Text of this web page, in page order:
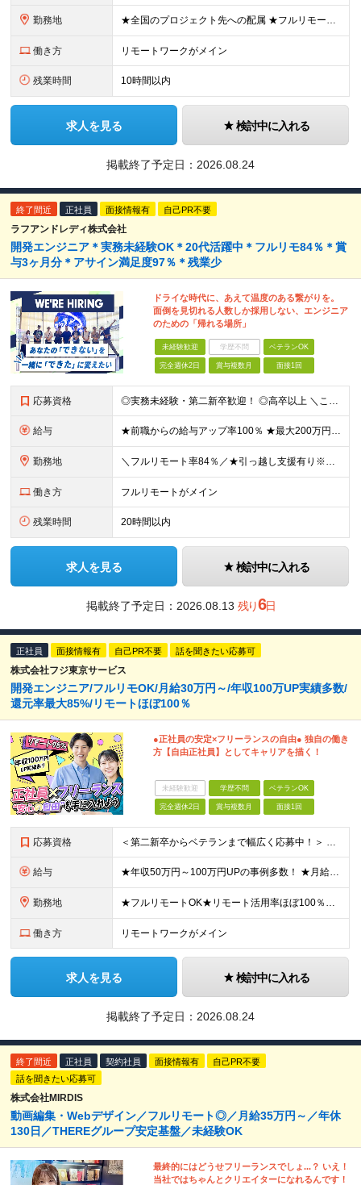
勤務地 ★全国のプロジェクト先への配属 ★フルリモートワーク案件あり ★転勤なし 勤務地はご希望を考慮し、決定します。 「自宅から近い場所が良い」といった要望もお聞かせください！ ＜配属エリア＞ ［東北］
働き方 リモートワークがメイン
残業時間 10時間以内
求人を見る 検討中に入れる
掲載終了予定日： 2026.08.24
終了間近 正社員 面接情報有 自己PR不要
ラフアンドレディ株式会社
開発エンジニア＊実務未経験OK＊20代活躍中＊フルリモ84％＊賞
与3ヶ月分＊アサイン満足度97％＊残業少
ドライな時代に、あえて温度のある繋がりを。
面倒を見切れる人数しか採用しない、エンジニア
のための「帰れる場所」
未経験歓迎 学歴不問 ベテランOK
完全週休2日 賞与複数月 面接1回
応募資格 ◎実務未経験・第二新卒歓迎！ ◎高卒以上 ＼こんな思いをお持ちの方はぜひご応募ください／ 「最初からコードを書きたい！」 「開発100％の環境で早く成長したい」 「一生モノの武器が欲しい」
給与 ★前職からの給与アップ率100％ ★最大200万円程度年収アップした社員も ≪実務未経験者の場合≫ ■月給26万円～＋各種手当＋賞与(年2回/6月・12月) ★研修期間中や案件にアサインされるまでの
勤務地 ＼フルリモート率84％／★引っ越し支援有り※規定あり ■東京・神奈川・千葉・埼玉にあるクライアント先 ■本社：東京都渋谷区恵比寿西1-21-10 代官山デュープレックス702 ≪社内のメンバーとの繋
働き方 フルリモートがメイン
残業時間 20時間以内
求人を見る 検討中に入れる
掲載終了予定日： 2026.08.13 残り6日
正社員 面接情報有 自己PR不要 話を聞きたい応募可
株式会社フジ東京サービス
開発エンジニア/フルリモOK/月給30万円～/年収100万UP実績多数/
還元率最大85%/リモートほぼ100％
●正社員の安定×フリーランスの自由● 独自の働き
方【自由正社員】としてキャリアを描く！
未経験歓迎 学歴不問 ベテランOK
完全週休2日 賞与複数月 面接1回
応募資格 ＜第二新卒からベテランまで幅広く応募中！＞ ■学歴不問 ■何かしらのエンジニア経験が1年以上ある方 └プログラミングができ、ひとりでプロジェクトに参画できるレベルを想定しています。
給与 ★年収50万円～100万円UPの事例多数！ ★月給30万円～90万円＋賞与年1回 ★還元率は最大85% ※経験・スキルを考慮して決定します ※上記⾦額には、固定残業代（30時間分／5万7000円以上
勤務地 ★フルリモートOK★リモート活用率ほぼ100％★転居を伴う転勤なし 事務所または東京都内・関東エリアのプロジェクト先への配属となります。 ------------------------- 【本社】東
働き方 リモートワークがメイン
求人を見る 検討中に入れる
掲載終了予定日： 2026.08.24
終了間近 正社員 契約社員 面接情報有
自己PR不要
話を聞きたい応募可
株式会社MIRDIS
動画編集・Webデザイン／フルリモート◎／月給35万円～／年休
130日／THEREグループ安定基盤／未経験OK
最終的にはどうせフリーランスでしょ...？ いえ！
当社ではちゃんとクリエイターになれるんです！